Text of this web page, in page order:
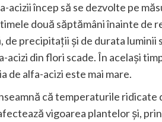
acizii încep să se dezvolte pe
două săptămâni înainte de
precipitații și de durata luminii
acizi din flori scade. În același
de alfa-acizi este mai mare.
că temperaturile
vigoarea plantelor și,